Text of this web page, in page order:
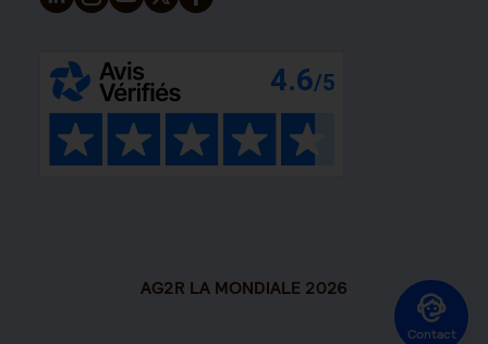
Contact
AG2R LA MONDIALE 2026